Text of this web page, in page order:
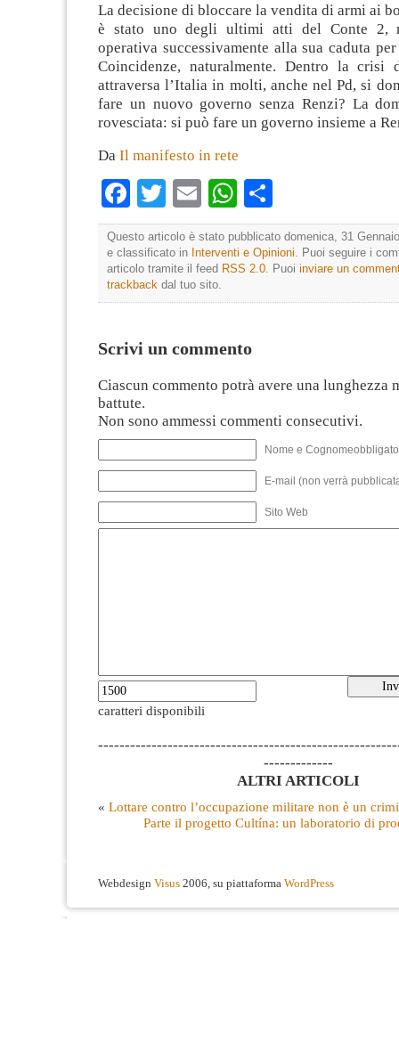
La decisione di bloccare la vendita di armi ai
è stato uno degli ultimi atti del Conte 2,
operativa successivamente alla sua caduta
Coincidenze, naturalmente. Dentro la crisi
attraversa l’Italia in molti, anche nel Pd, si
fare un nuovo governo senza Renzi? La
rovesciata: si può fare un governo insieme a
Da Il manifesto in rete
Facebook
TwitterEmailWhatsApp
Questo articolo è stato pubblicato domenica, 31
e classificato in Interventi e Opinioni . Puoi seguire i
articolo tramite il feed RSS 2.0 . Puoi inviare un
trackback dal tuo sito.
Scrivi un commento
Ciascun commento potrà avere una lunghezza
battute.
Non sono ammessi commenti consecutivi.
Nome e
E-mail (non verrà
Sito Web
caratteri disponibili
-------------
ALTRI ARTICOLI
« Lottare contro l’occupazione militare non è un
Parte il progetto Cultína: un laboratorio di
Webdesign Visus 2006, su piattaforma WordPress